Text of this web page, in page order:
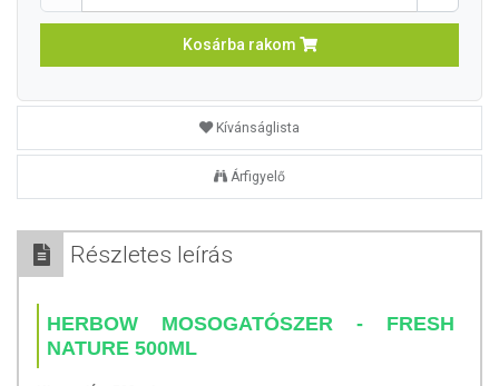
Kosárba rakom
Kívánságlista
Árfigyelő
Részletes leírás
HERBOW MOSOGATÓSZER - FRESH
NATURE 500ML